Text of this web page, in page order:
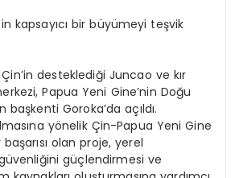
kapsayıcı bir büyümeyi teşvik
desteklediği Juncao ve kır
Papua Yeni Gine’nin Doğu
başkenti Goroka’da açıldı.
yönelik Çin-Papua Yeni Gine
olan proje, yerel
güçlendirmesi ve